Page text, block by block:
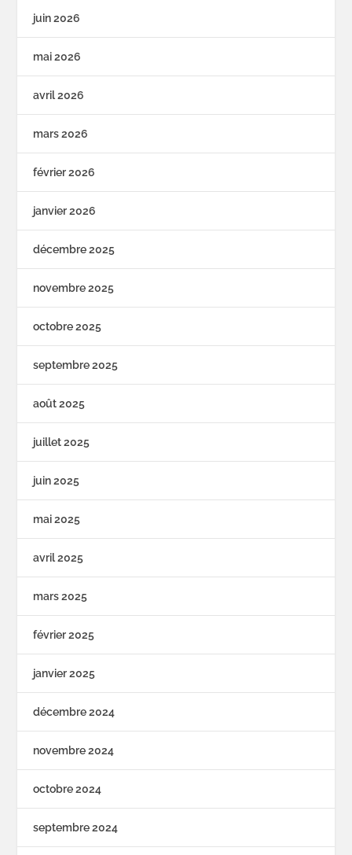
juin 2026
mai 2026
avril 2026
mars 2026
février 2026
janvier 2026
décembre 2025
novembre 2025
octobre 2025
septembre 2025
août 2025
juillet 2025
juin 2025
mai 2025
avril 2025
mars 2025
février 2025
janvier 2025
décembre 2024
novembre 2024
octobre 2024
septembre 2024